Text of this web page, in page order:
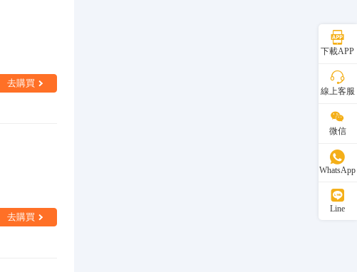
去購買
去購買
下載APP
線上客服
微信
WhatsApp
Line